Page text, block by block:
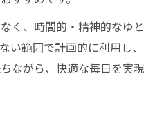
く、時間的・精神的なゆと
い範囲で計画的に利用し、
ながら、快適な毎日を実現